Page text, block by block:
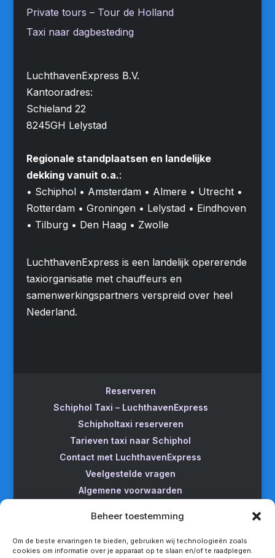
Beheer toestemming
Om de beste ervaringen te bieden, gebruiken wij technologieën zoals
cookies om informatie over je apparaat op te slaan en/of te raadplegen.
Private tours – Tour de Holland
Taxi naar dagbesteding
LuchthavenExpress B.V.
Kantooradres:
Schieland 22
8245GH Lelystad
Regionale standplaatsen en landelijke
dekking vanuit o.a.:
• Schiphol • Amsterdam • Almere • Utrecht •
Rotterdam • Groningen • Lelystad • Eindhoven
• Tilburg • Den Haag • Zwolle
LuchthavenExpress is een landelijk opererende
taxiorganisatie met chauffeurs en
samenwerkingspartners verspreid over heel
Nederland.
Reserveren
Schiphol Taxi – LuchthavenExpress
Schipholtaxi reserveren
Tarieven taxi naar Schiphol
Contact met LuchthavenExpress
Veelgestelde vragen
Algemene voorwaarden
Taxi van Almere naar Schiphol